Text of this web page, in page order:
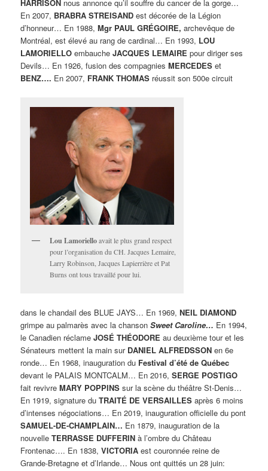
HARRISON nous annonce qu’il souffre du cancer de la gorge…
En 2007, BRABRA STREISAND est décorée de la Légion
d’honneur… En 1988,Mgr PAUL GRÉGOIRE, archevêque de
Montréal, est élevé au rang de cardinal… En 1993, LOU
LAMORIELLO embaucheJACQUES LEMAIRE pour diriger ses
Devils… En 1926, fusion des compagniesMERCEDES et
BENZ…. En 2007, FRANK THOMAS réussit son 500e circuit
Lou Lamorielloavait le plus grand respect
pour l’organisation du CH. Jacques Lemaire,
Larry Robinson, Jacques Lapierrière et Pat
Burns ont tous travaillé pour lui.
dans le chandail des BLUE JAYS… En 1969,NEIL DIAMOND
grimpe au palmarès avec la chansonSweet Caroline… En 1994,
le Canadien réclameJOSÉ THÉODORE au deuxième tour et les
Sénateurs mettent la main sur DANIEL ALFREDSSON en 6e
ronde… En 1968, inauguration du Festival d’été de Québec
devant le PALAIS MONTCALM… En 2016,SERGE POSTIGO
fait revivreMARY POPPINS sur la scène du théâtre St-Denis…
En 1919, signature duTRAITÉ DE VERSAILLES après 6 moins
d’intenses négociations… En 2019, inauguration officielle du pont
SAMUEL-DE-CHAMPLAIN… En 1879, inauguration de la
nouvelleTERRASSE DUFFERIN à l’ombre du Château
Frontenac…. En 1838,VICTORIA est couronnée reine de
Grande-Bretagne et d’Irlande… Nous ont quittés un 28 juin: